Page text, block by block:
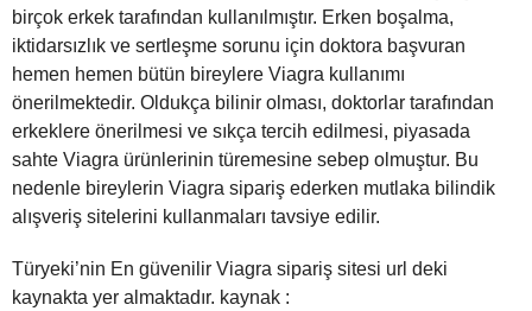
birçok erkek tarafından kullanılmıştır. Erken boşalma,
iktidarsızlık ve sertleşme sorunu için doktora başvuran
hemen hemen bütün bireylere Viagra kullanımı
önerilmektedir. Oldukça bilinir olması, doktorlar tarafından
erkeklere önerilmesi ve sıkça tercih edilmesi, piyasada
sahte Viagra ürünlerinin türemesine sebep olmuştur. Bu
nedenle bireylerin Viagra sipariş ederken mutlaka bilindik
alışveriş sitelerini kullanmaları tavsiye edilir.
Türyeki’nin En güvenilir Viagra sipariş sitesi url deki
kaynakta yer almaktadır. kaynak :